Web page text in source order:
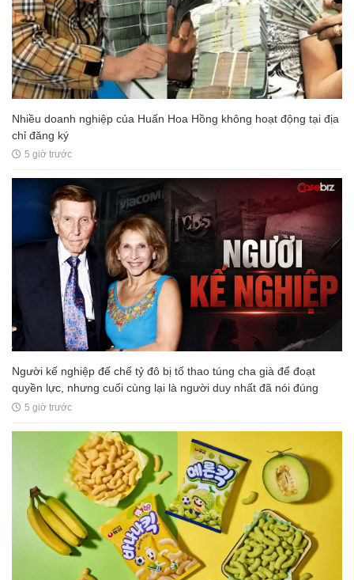
Nhiều doanh nghiệp của Huấn Hoa Hồng không hoạt động tại địa
chỉ đăng ký
5 giờ trước
Người kế nghiệp đế chế tỷ đô bị tố thao túng cha già để đoạt
quyền lực, nhưng cuối cùng lại là người duy nhất đã nói đúng
5 giờ trước